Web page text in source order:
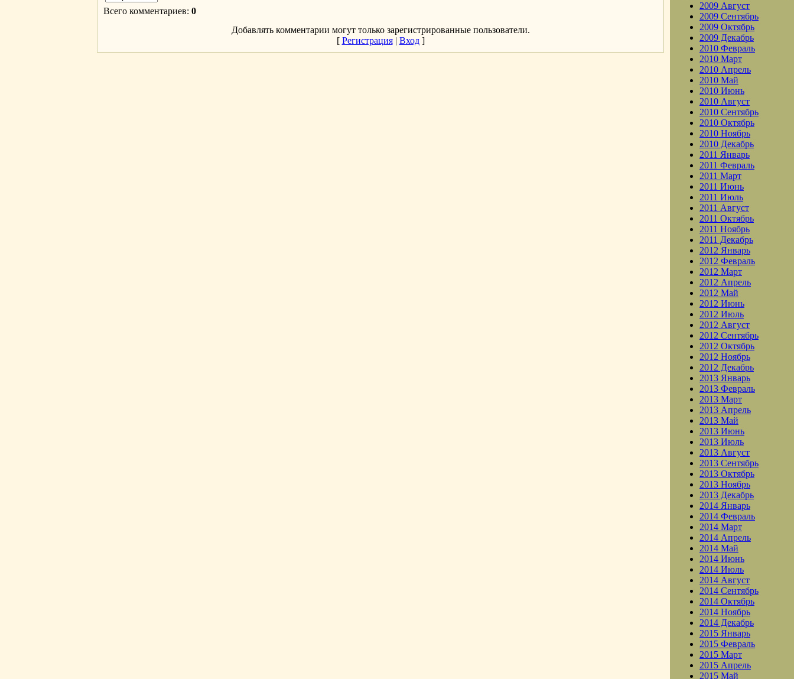
Всего комментариев: 0
Добавлять комментарии могут только зарегистрированные пользователи.
[ Регистрация| Вход]
2009 Август
2009 Сентябрь
2009 Октябрь
2009 Декабрь
2010 Февраль
2010 Март
2010 Апрель
2010 Май
2010 Июнь
2010 Август
2010 Сентябрь
2010 Октябрь
2010 Ноябрь
2010 Декабрь
2011 Январь
2011 Февраль
2011 Март
2011 Июнь
2011 Июль
2011 Август
2011 Октябрь
2011 Ноябрь
2011 Декабрь
2012 Январь
2012 Февраль
2012 Март
2012 Апрель
2012 Май
2012 Июнь
2012 Июль
2012 Август
2012 Сентябрь
2012 Октябрь
2012 Ноябрь
2012 Декабрь
2013 Январь
2013 Февраль
2013 Март
2013 Апрель
2013 Май
2013 Июнь
2013 Июль
2013 Август
2013 Сентябрь
2013 Октябрь
2013 Ноябрь
2013 Декабрь
2014 Январь
2014 Февраль
2014 Март
2014 Апрель
2014 Май
2014 Июнь
2014 Июль
2014 Август
2014 Сентябрь
2014 Октябрь
2014 Ноябрь
2014 Декабрь
2015 Январь
2015 Февраль
2015 Март
2015 Апрель
2015 Май